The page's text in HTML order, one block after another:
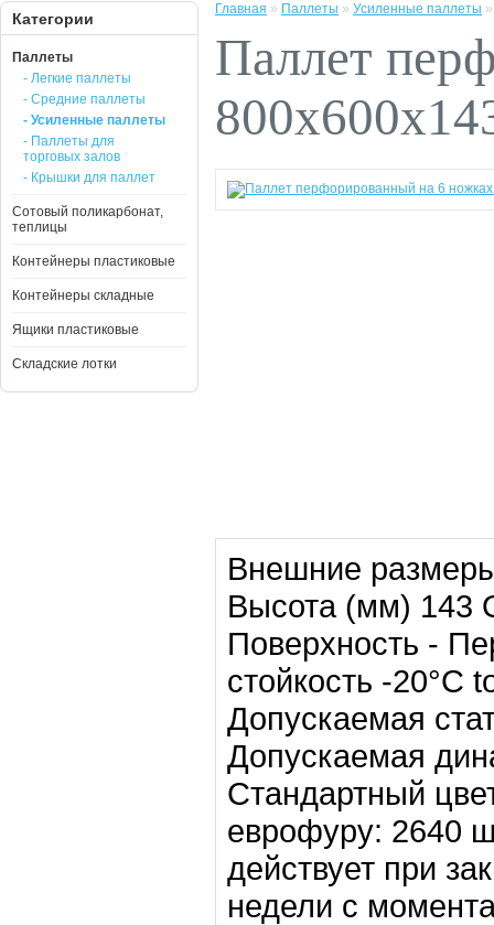
Категории
Паллеты
- Легкие паллеты
- Средние паллеты
- Усиленные паллеты
- Паллеты для
торговых залов
- Крышки для паллет
Сотовый поликарбонат,
теплицы
Контейнеры пластиковые
Контейнеры складные
Ящики пластиковые
Складские лотки
Главная » Паллеты » Усиленные паллеты
Паллет
Внешние
Высота (мм) 143
Поверхность -
стойкость -20°C
Допускаемая
Допускаемая
Стандартный
еврофуру: 2640
действует при
недели с